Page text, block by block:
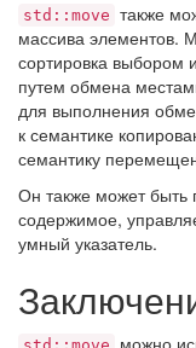
std::move также
массива элементов.
сортировка выбором
путем обмена
для выполнения
к семантике
семантику
Он также может быть
содержимое,
умный указатель.
можно